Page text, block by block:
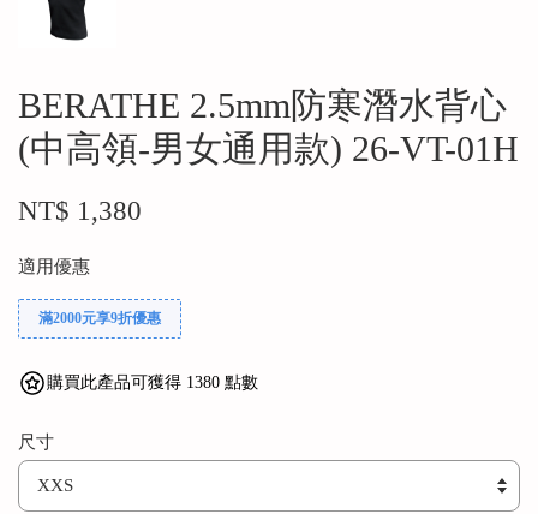
BERATHE 2.5mm防寒潛水背心
(中高領-男女通用款) 26-VT-01H
NT$ 1,380
適用優惠
滿2000元享9折優惠
購買此產品可獲得 1380 點數
尺寸